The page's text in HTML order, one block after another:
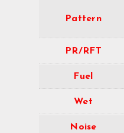
Pattern
PR/RFT
Fuel
Wet
Noise